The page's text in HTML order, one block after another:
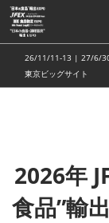
ス
キ
ッ
し
26/11/11-13 | 27/6/
東京ビッグサイト
2026年
食品”輸